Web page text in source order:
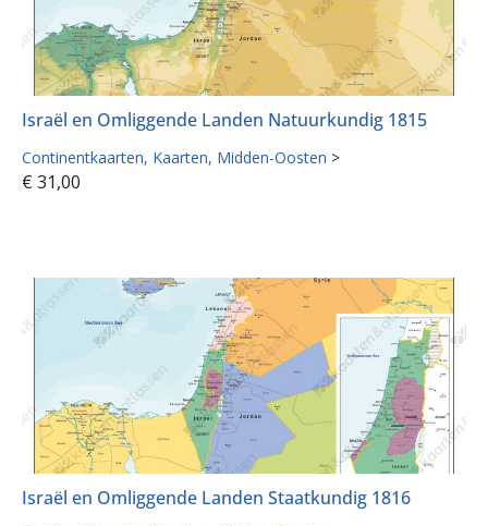
Israël en Omliggende Landen Natuurkundig 1815
Continentkaarten Kaarten Midden-Oosten >
€ 31,00
Israël en Omliggende Landen Staatkundig 1816